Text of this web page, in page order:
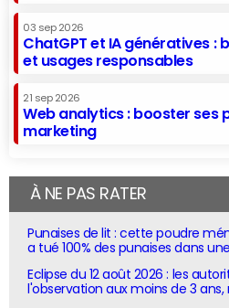
03 sep 2026
ChatGPT et IA génératives :
et usages responsables
21 sep 2026
Web analytics : booster ses
marketing
À NE PAS RATER
Punaises de lit : cette poudre
a tué 100% des punaises dans
Eclipse du 12 août 2026 : les
l'observation aux moins de 3